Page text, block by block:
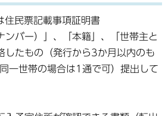
住民票記載事項証明書
バー）」、「本籍」、「世帯主と
したもの（発行から3か月以内のも
一世帯の場合は1通で可）提出して